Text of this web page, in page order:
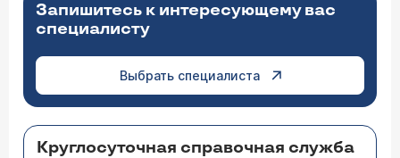
Запишитесь к интересующему вас
специалисту
Выбрать специалиста
Круглосуточная справочная служба